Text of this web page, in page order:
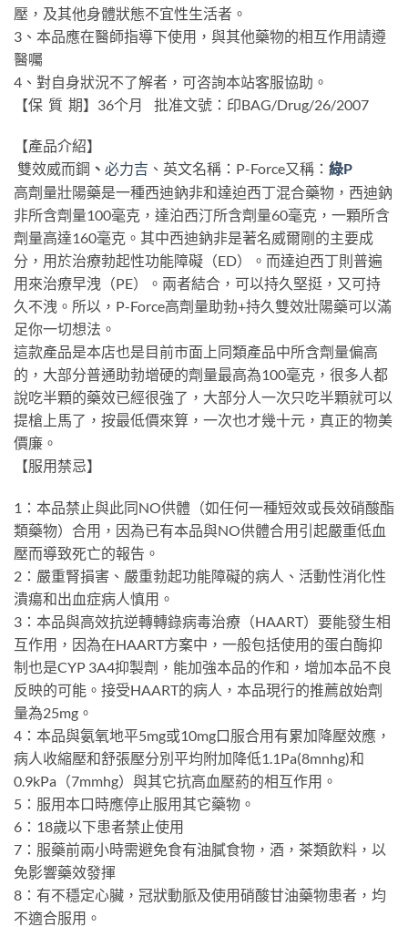
壓，及其他身體狀態不宜性生活者。
3、本品應在醫師指導下使用，與其他藥物的相互作用請遵
醫囑
4、對自身狀況不了解者，可咨詢本站客服協助。
【保 質 期】36个月 批准文號：印BAG/Drug/26/2007
【產品介紹】
雙效威而鋼 、 必力吉 、 英文名稱：P-Force又稱： 綠P
高劑量壯陽藥是一種西迪鈉非和達迫西丁混合藥物，西迪鈉
非所含劑量100毫克，達泊西汀所含劑量60毫克，一顆所含
劑量高達160毫克。其中西迪鈉非是著名威爾剛的主要成
分，用於治療勃起性功能障礙（ED）。而達迫西丁則普遍
用來治療早洩（PE）。兩者結合，可以持久堅挺，又可持
久不洩。所以，P-Force高劑量助勃+持久雙效壯陽藥可以滿
足你一切想法。
這款產品是本店也是目前市面上同類產品中所含劑量偏高
的，大部分普通助勃增硬的劑量最高為100毫克，很多人都
說吃半顆的藥效已經很強了，大部分人一次只吃半顆就可以
提槍上馬了，按最低價來算，一次也才幾十元，真正的物美
價廉。
【服用禁忌】
1：本品禁止與此同NO供體（如任何一種短效或長效硝酸酯
類藥物）合用，因為已有本品與NO供體合用引起嚴重低血
壓而導致死亡的報告。
2：嚴重腎損害、嚴重勃起功能障礙的病人、活動性消化性
潰瘍和出血症病人慎用。
3：本品與高效抗逆轉轉錄病毒治療（HAART）要能發生相
互作用，因為在HAART方案中，一般包括使用的蛋白酶抑
制也是CYP 3A4抑製劑，能加強本品的作和，增加本品不良
反映的可能。接受HAART的病人，本品現行的推薦啟始劑
量為25mg。
4：本品與氨氧地平5mg或10mg口服合用有累加降壓效應，
病人收縮壓和舒張壓分別平均附加降低1.1Pa(8mnhg)和
0.9kPa（7mmhg）與其它抗高血壓葯的相互作用。
5：服用本口時應停止服用其它藥物。
6：18歲以下患者禁止使用
7：服藥前兩小時需避免食有油膩食物，酒，茶類飲料，以
免影響藥效發揮
8：有不穩定心臟，冠狀動脈及使用硝酸甘油藥物患者，均
不適合服用。